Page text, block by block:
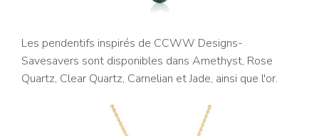
Les pendentifs inspirés de CCWW Designs-
Savesavers sont disponibles dans Amethyst, Rose
Quartz, Clear Quartz, Carnelian et Jade, ainsi que l'or.